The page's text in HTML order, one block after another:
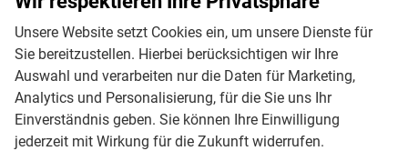
(60:40), Reifendruck-Kontrollsystem, Rußpartikelfilter
Innen
Armlehnen
Mittelarmlehne
Fensterheber
Klimaautomatik
Unsere Website setzt Cookies ein, um unsere Dienste für
Sie bereitzustellen. Hierbei berücksichtigen wir Ihre
Auswahl und verarbeiten nur die Daten für Marketing,
Analytics und Personalisierung, für die Sie uns Ihr
Einverständnis geben. Sie können Ihre Einwilligung
jederzeit mit Wirkung für die Zukunft widerrufen.